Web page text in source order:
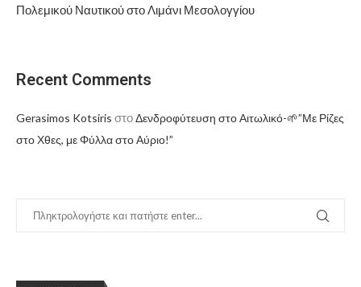
Πολεμικού Ναυτικού στο Λιμάνι Μεσολογγίου
Recent Comments
Gerasimos Kotsiris στοΔενδροφύτευση στο Αιτωλικό-🌱”Με Ρίζες
στο Χθες, με Φύλλα στο Αύριο!”